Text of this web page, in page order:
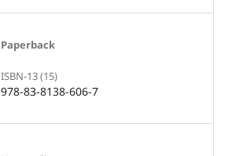
Paperback
ISBN-13 (15)
978-83-8138-606-7